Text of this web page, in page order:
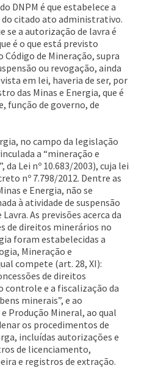
DNPM é que estabelece a
citado ato administrativo.
se a autorização de lavra é
é o que está previsto
de Mineração, supra
ou revogação, ainda
em lei, haveria de ser, por
das Minas e Energia, que é
função de governo, de
no campo da legislação
a “mineração e
da Lei nº 10.683/2003), cuja lei
nº 7.798/2012. Dentre as
e Energia, não se
à atividade de suspensão
As previsões acerca da
de direitos minerários no
foram estabelecidas a
Mineração e
compete (art. 28, XI):
de direitos
controle e a fiscalização da
minerais”, e ao
Produção Mineral, ao qual
os procedimentos de
incluídas autorizações e
de licenciamento,
e registros de extração.